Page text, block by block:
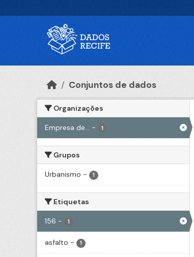
Conjuntos de dados
Organizações
Empresa de... - 1
Grupos
Urbanismo - 1
Etiquetas
156 - 1
asfalto - 1